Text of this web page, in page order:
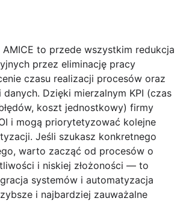
AMICE to przede wszystkim redukcja
przez eliminację pracy
czasu realizacji procesów oraz
Dzięki mierzalnym KPI (czas
koszt jednostkowy) firmy
i mogą priorytetyzować kolejne
Jeśli szukasz konkretnego
warto zacząć od procesów o
i niskiej złożoności — to
systemów i automatyzacja
i najbardziej zauważalne